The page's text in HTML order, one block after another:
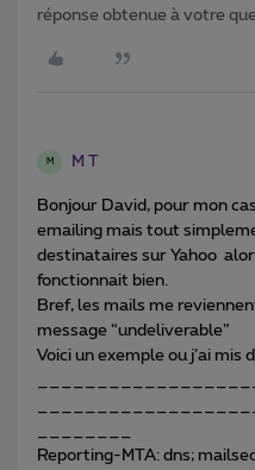
réponse obtenue à votre
M M T
Bonjour David, pour mon
emailing mais tout
destinataires sur Yahoo
fonctionnait bien.
Bref, les mails me
message “undeliverable”
Voici un exemple ou j’ai mis
Reporting-MTA: dns;